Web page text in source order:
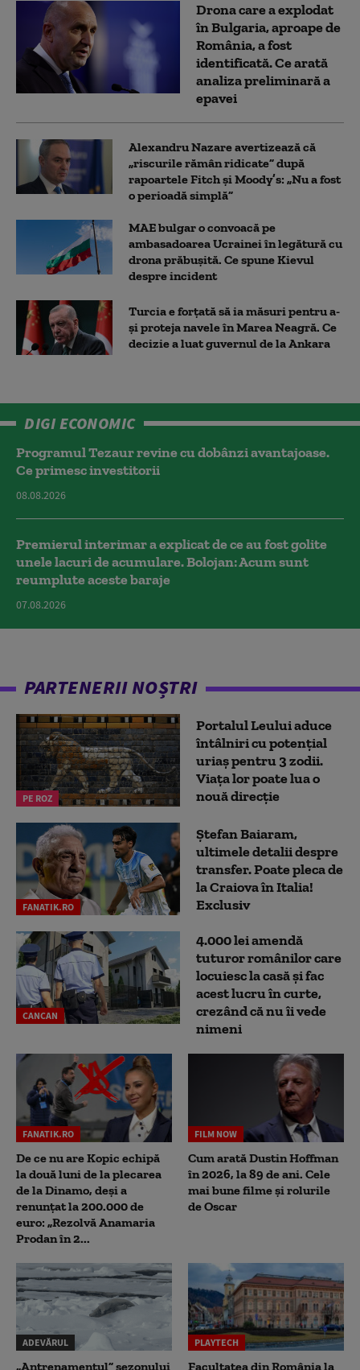
Drona care a explodat
în Bulgaria, aproape de
România, a fost
identificată. Ce arată
analiza preliminară a
epavei
Alexandru Nazare avertizează că
„riscurile rămân ridicate” după
rapoartele Fitch și Moody’s: „Nu a fost
o perioadă simplă”
MAE bulgar o convoacă pe
ambasadoarea Ucrainei în legătură cu
drona prăbuşită. Ce spune Kievul
despre incident
Turcia e forțată să ia măsuri pentru a-
și proteja navele în Marea Neagră. Ce
decizie a luat guvernul de la Ankara
DIGI ECONOMIC
Programul Tezaur revine cu dobânzi avantajoase.
Ce primesc investitorii
08.08.2026
Premierul interimar a explicat de ce au fost golite
unele lacuri de acumulare. Bolojan: Acum sunt
reumplute aceste baraje
07.08.2026
PARTENERII NOȘTRI
PE ROZ
Portalul Leului aduce
întâlniri cu potențial
uriaș pentru 3 zodii.
Viața lor poate lua o
nouă direcție
FANATIK.RO
Ștefan Baiaram,
ultimele detalii despre
transfer. Poate pleca de
la Craiova în Italia!
Exclusiv
CANCAN
4.000 lei amendă
tuturor românilor care
locuiesc la casă și fac
acest lucru în curte,
crezând că nu îi vede
nimeni
FANATIK.RO
De ce nu are Kopic echipă
la două luni de la plecarea
de la Dinamo, deși a
renunțat la 200.000 de
euro: „Rezolvă Anamaria
Prodan în 2...
FILM NOW
Cum arată Dustin Hoffman
în 2026, la 89 de ani. Cele
mai bune filme și rolurile
de Oscar
ADEVĂRUL
„Antrenamentul” sezonului
PLAYTECH
Facultatea din România la